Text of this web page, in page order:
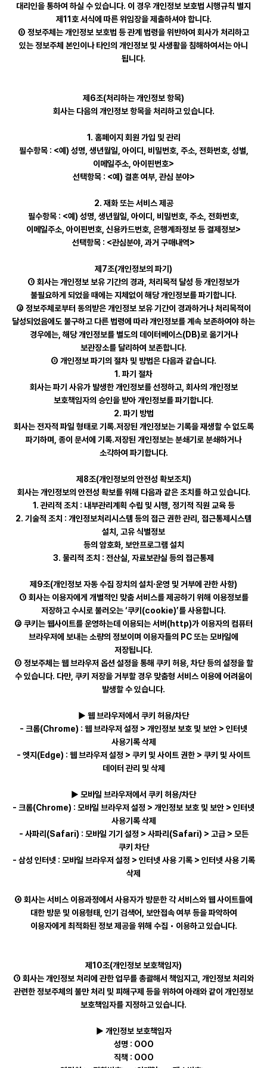
대리인을 통하여 하실 수 있습니다. 이 경우 개인정보 보호법 시행규칙 별지
제11호 서식에 따른 위임장을 제출하셔야 합니다.
⑤ 정보주체는 개인정보 보호법 등 관계 법령을 위반하여 회사가 처리하고
있는 정보주체 본인이나 타인의 개인정보 및 사생활을 침해하여서는 아니
됩니다.
제6조(처리하는 개인정보 항목)
회사는 다음의 개인정보 항목을 처리하고 있습니다.
1. 홈페이지 회원 가입 및 관리
필수항목 : <예) 성명, 생년월일, 아이디, 비밀번호, 주소, 전화번호, 성별,
이메일주소, 아이핀번호>
선택항목 : <예) 결혼 여부, 관심 분야>
2. 재화 또는 서비스 제공
필수항목 : <예) 성명, 생년월일, 아이디, 비밀번호, 주소, 전화번호,
이메일주소, 아이핀번호, 신용카드번호, 은행계좌정보 등 결제정보>
선택항목 : <관심분야, 과거 구매내역>
제7조(개인정보의 파기)
① 회사는 개인정보 보유 기간의 경과, 처리목적 달성 등 개인정보가
불필요하게 되었을 때에는 지체없이 해당 개인정보를 파기합니다.
② 정보주체로부터 동의받은 개인정보 보유 기간이 경과하거나 처리목적이
달성되었음에도 불구하고 다른 법령에 따라 개인정보를 계속 보존하여야 하는
경우에는, 해당 개인정보를 별도의 데이터베이스(DB)로 옮기거나
보관장소를 달리하여 보존합니다.
③ 개인정보 파기의 절차 및 방법은 다음과 같습니다.
1. 파기 절차
회사는 파기 사유가 발생한 개인정보를 선정하고, 회사의 개인정보
보호책임자의 승인을 받아 개인정보를 파기합니다.
2. 파기 방법
회사는 전자적 파일 형태로 기록․저장된 개인정보는 기록을 재생할 수 없도록
파기하며, 종이 문서에 기록․저장된 개인정보는 분쇄기로 분쇄하거나
소각하여 파기합니다.
제8조(개인정보의 안전성 확보조치)
회사는 개인정보의 안전성 확보를 위해 다음과 같은 조치를 하고 있습니다.
1. 관리적 조치 : 내부관리계획 수립 및 시행, 정기적 직원 교육 등
2. 기술적 조치 : 개인정보처리시스템 등의 접근 권한 관리, 접근통제시스템
설치, 고유 식별정보
등의 암호화, 보안프로그램 설치
3. 물리적 조치 : 전산실, 자료보관실 등의 접근통제
제9조(개인정보 자동 수집 장치의 설치∙운영 및 거부에 관한 사항)
① 회사는 이용자에게 개별적인 맞춤 서비스를 제공하기 위해 이용정보를
저장하고 수시로 불러오는 ‘쿠키(cookie)’를 사용합니다.
② 쿠키는 웹사이트를 운영하는데 이용되는 서버(http)가 이용자의 컴퓨터
브라우저에 보내는 소량의 정보이며 이용자들의 PC 또는 모바일에
저장됩니다.
③ 정보주체는 웹 브라우저 옵션 설정을 통해 쿠키 허용, 차단 등의 설정을 할
수 있습니다. 다만, 쿠키 저장을 거부할 경우 맞춤형 서비스 이용에 어려움이
발생할 수 있습니다.
▶ 웹 브라우저에서 쿠키 허용/차단
- 크롬(Chrome) : 웹 브라우저 설정 > 개인정보 보호 및 보안 > 인터넷
사용기록 삭제
- 엣지(Edge) : 웹 브라우저 설정 > 쿠키 및 사이트 권한 > 쿠키 및 사이트
데이터 관리 및 삭제
▶ 모바일 브라우저에서 쿠키 허용/차단
- 크롬(Chrome) : 모바일 브라우저 설정 > 개인정보 보호 및 보안 > 인터넷
사용기록 삭제
- 사파리(Safari) : 모바일 기기 설정 > 사파리(Safari) > 고급 > 모든
쿠키 차단
- 삼성 인터넷 : 모바일 브라우저 설정 > 인터넷 사용 기록 > 인터넷 사용 기록
삭제
④ 회사는 서비스 이용과정에서 사용자가 방문한 각 서비스와 웹 사이트들에
대한 방문 및 이용형태, 인기 검색어, 보안접속 여부 등을 파악하여
이용자에게 최적화된 정보 제공을 위해 수집・이용하고 있습니다.
제10조(개인정보 보호책임자)
① 회사는 개인정보 처리에 관한 업무를 총괄해서 책임지고, 개인정보 처리와
관련한 정보주체의 불만 처리 및 피해구제 등을 위하여 아래와 같이 개인정보
보호책임자를 지정하고 있습니다.
▶ 개인정보 보호책임자
성명 : OOO
직책 : OOO